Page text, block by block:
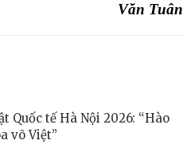
Văn Tuân
Quốc tế Hà Nội 2026: “Hào
võ Việt”